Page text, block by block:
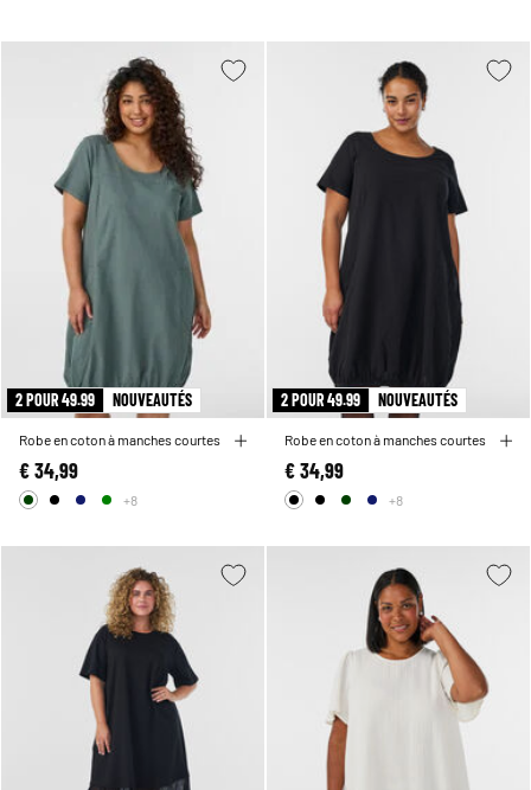
2 POUR 49.99 NOUVEAUTÉS
Robe en coton à manches courtes
€ 34,99
+8
2 POUR 49.99 NOUVEAUTÉS
Robe en coton à manches courtes
€ 34,99
+8